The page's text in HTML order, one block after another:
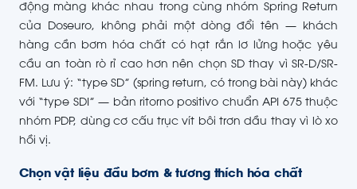
động màng khác nhau trong cùng nhóm Spring Return
của Doseuro, không phải một dòng đổi tên — khách
hàng cần bơm hóa chất có hạt rắn lơ lửng hoặc yêu
cầu an toàn rò rỉ cao hơn nên chọn SD thay vì SR-D/SR-
FM. Lưu ý: “type SD” (spring return, có trong bài này) khác
với “type SDI” — bản ritorno positivo chuẩn API 675 thuộc
nhóm PDP, dùng cơ cấu trục vít bôi trơn dầu thay vì lò xo
hồi vị.
Chọn vật liệu đầu bơm & tương thích hóa chất